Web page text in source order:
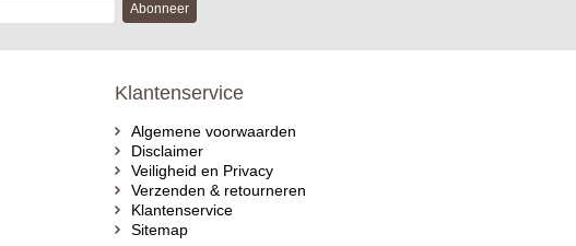
Abonneer
Klantenservice
Algemene voorwaarden
Disclaimer
Veiligheid en Privacy
Verzenden & retourneren
Klantenservice
Sitemap